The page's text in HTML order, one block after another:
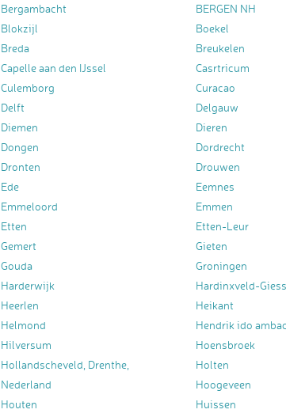
Bergambacht BERGEN NH
Blokzijl Boekel
Breda Breukelen
Capelle aan den IJssel Casrtricum
Culemborg Curacao
Delft Delgauw
Diemen Dieren
Dongen Dordrecht
Dronten Drouwen
Ede Eemnes
Emmeloord Emmen
Etten Etten-Leur
Gemert Gieten
Gouda Groningen
Harderwijk Hardinxveld-
Heerlen Heikant
Helmond Hendrik ido
Hilversum Hoensbroek
Hollandscheveld, Drenthe,
Nederland
Holten
Hoogeveen
Houten Huissen